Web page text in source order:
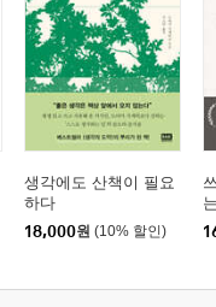
생각에도 산책이 필요
하다
18,000원 (10% 할인)